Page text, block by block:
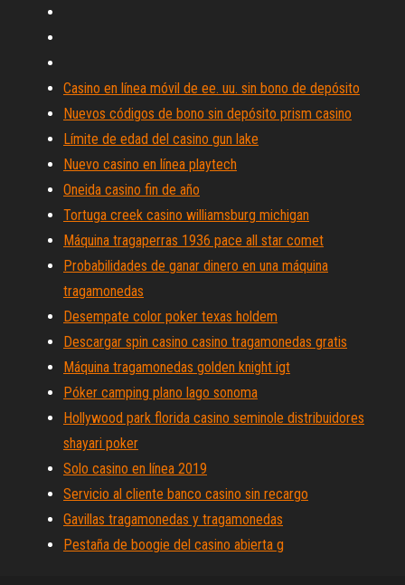
Casino en línea móvil de ee. uu. sin bono de depósito
Nuevos códigos de bono sin depósito prism casino
Límite de edad del casino gun lake
Nuevo casino en línea playtech
Oneida casino fin de año
Tortuga creek casino williamsburg michigan
Máquina tragaperras 1936 pace all star comet
Probabilidades de ganar dinero en una máquina
tragamonedas
Desempate color poker texas holdem
Descargar spin casino casino tragamonedas gratis
Máquina tragamonedas golden knight igt
Póker camping plano lago sonoma
Hollywood park florida casino seminole distribuidores
shayari poker
Solo casino en línea 2019
Servicio al cliente banco casino sin recargo
Gavillas tragamonedas y tragamonedas
Pestaña de boogie del casino abierta g